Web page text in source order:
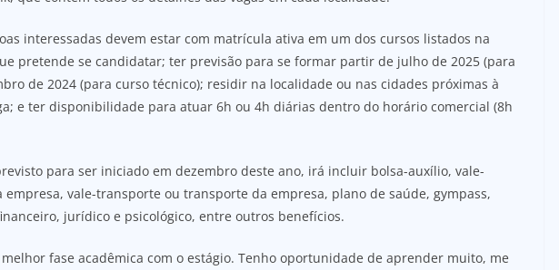
interessadas devem estar com matrícula ativa em um dos cursos listados na
pretende se candidatar; ter previsão para se formar partir de julho de 2025 (para
de 2024 (para curso técnico); residir na localidade ou nas cidades próximas à
e ter disponibilidade para atuar 6h ou 4h diárias dentro do horário comercial (8h
para ser iniciado em dezembro deste ano, irá incluir bolsa-auxílio, vale-
vale-transporte ou transporte da empresa, plano de saúde, gympass,
jurídico e psicológico, entre outros benefícios.
fase acadêmica com o estágio. Tenho oportunidade de aprender muito, me